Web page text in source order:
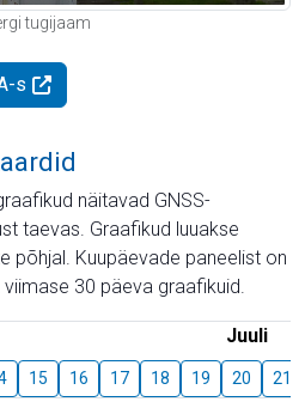
tugijaam
s
näitavad GNSS-
taevas. Graafikud luuakse
põhjal. Kuupäevade paneelist on
30 päeva graafikuid.
Juuli
15 16 17 18 19 20 21